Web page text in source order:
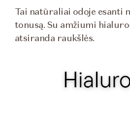
Tai natūraliai odoje esanti
tonusą. Su amžiumi
atsiranda raukšlės.